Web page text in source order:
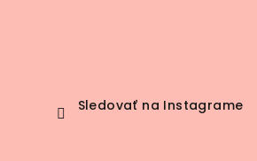
Sledovať na Instagrame